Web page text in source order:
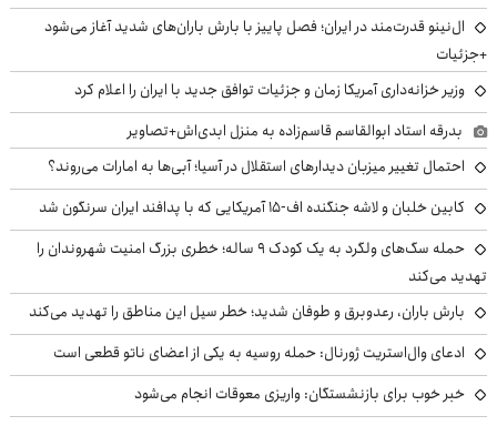
ال‌نینو قدرت‌مند در ایران؛ فصل پاییز با بارش باران‌های شدید آغاز می‌شود
+جزئیات
وزیر خزانه‌داری آمریکا زمان و جزئیات توافق جدید با ایران را اعلام کرد
بدرقه استاد ابوالقاسم قاسم‌زاده به منزل ابدی‌اش+تصاویر
احتمال تغییر میزبان دیدارهای استقلال در آسیا؛ آبی‌ها به امارات می‌روند؟
کابین خلبان و لاشه جنگنده اف-۱۵ آمریکایی که با پدافند ایران سرنگون شد
حمله سگ‌های ولگرد به یک کودک ۹ ساله؛ خطری بزرگ امنیت شهروندان را
تهدید می‌کند
بارش باران، رعدوبرق و طوفان شدید؛ خطر سیل این مناطق را تهدید می‌کند
ادعای وال‌استریت ژورنال: حمله روسیه به یکی از اعضای ناتو قطعی است
خبر خوب برای بازنشستگان: واریزی معوقات انجام می‌شود